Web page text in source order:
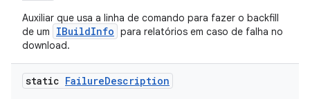
Auxiliar que usa a linha de comando para fazer o backfill
de um
IBuildInfo para relatórios em caso de falha no
download.
static FailureDescription